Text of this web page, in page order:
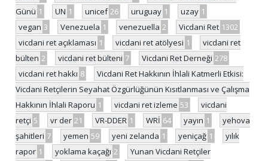
Günü 1 UN 1 unicef 26 uruguay 1 uzay 1
vegan 3 Venezuela 1 venezuella 2 Vicdani Ret 1302
vicdani ret açıklaması 1 vicdani ret atölyesi 1
vicdani ret
bülten 2 vicdani ret bülteni 7 Vicdani Ret Derneği 278
vicdani ret hakkı 8
Vicdani Ret Hakkının İhlali Katmerli Etkisi:
Vicdani Retçilerin Seyahat Özgürlüğünün Kısıtlanması ve Çalışma
Hakkının İhlali Raporu 1 vicdani ret izleme 53
vicdani
retçi 5 vr der 21 VR-DDER 1 WRİ 64 yayın 1
yehova
şahitleri 7 yemen 59 yeni zelanda 1 yeniçağ 1
yılık
rapor 1 yoklama kaçağı 2
Yunan Vicdani Retçiler